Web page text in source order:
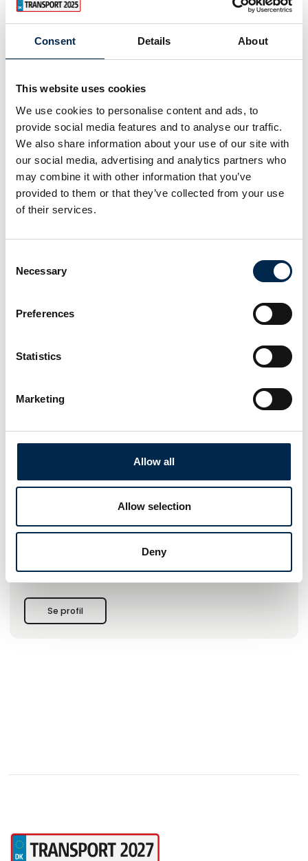
Consent Details About
This website uses cookies
We use cookies to personalise content and ads, to
provide social media features and to analyse our traffic.
We also share information about your use of our site with
our social media, advertising and analytics partners who
may combine it with other information that you’ve
provided to them or that they’ve collected from your use
of their services.
Selection
Necessary
Preferences
Statistics
Marketing
Allow all
Allow selection
Deny
VBG Koblinger & systemer
Produktet er tilføjet af:
konstruktion og brugen af transportkøretøjer, udvikler vi
uovertruffen driftssikkerhed og holdbarhed, samt det bedste
den optimale løsning til netop dine behov. Vores løsninger
giver fordele. Ikke kun for den enkelte ejer, chauffør eller
hjælper med at holde det rullende materiel kørende og
Se profil